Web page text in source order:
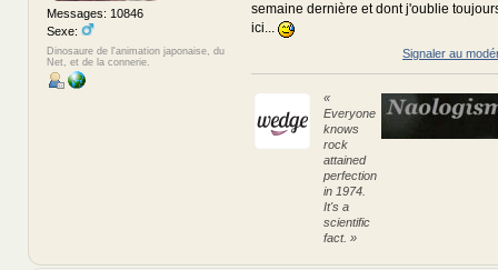
Messages: 10846
Sexe:
Dinosaure de l'animation japonaise, du
Net, et de la connerie.
semaine dernière et dont j'oublie
ici...
Signaler au
«
Everyone
knows
rock
attained
perfection
in 1974.
It's a
scientific
fact. »